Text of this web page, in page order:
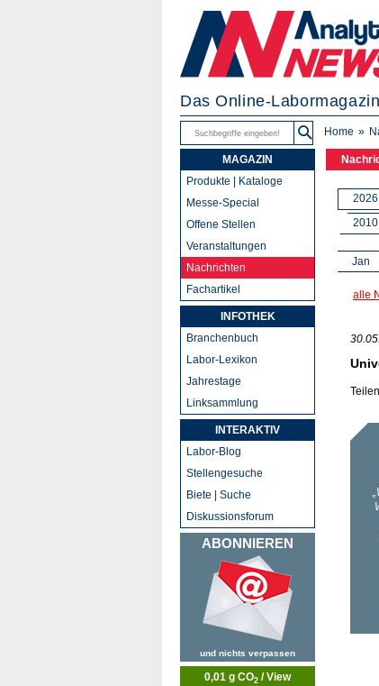
Das Online-Labormagazin
Home
2026
2010
Jan
alle
MAGAZIN
Produkte | Kataloge
Messe-Special
Offene Stellen
Veranstaltungen
Nachrichten
Fachartikel
INFOTHEK
Branchenbuch
Labor-Lexikon
Jahrestage
Linksammlung
INTERAKTIV
Labor-Blog
Stellengesuche
Biete | Suche
Diskussionsforum
ABONNIEREN
und nichts verpassen
0,01 g CO2 / View